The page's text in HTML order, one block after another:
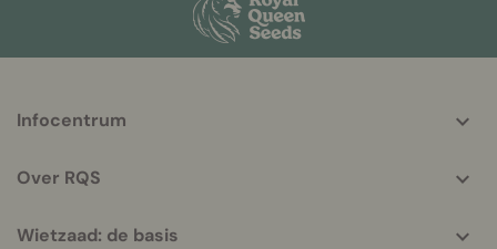
helpful
Infocentrum
Over RQS
Wietzaad: de basis